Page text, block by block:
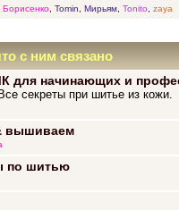
Борисенко, Tomin Мирьям, Tonito zaya
с ним связано
для начинающих и
секреты при шитье из кожи.
вышиваем
по шитью